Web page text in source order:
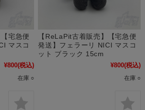
宅急便
マスコ
¥800(税込)
在庫 ○
【ReLaPit古着販売】【宅急便
発送】フェラーリ NICI マスコ
ット ブラック 15cm
¥800(税込)
在庫 ○